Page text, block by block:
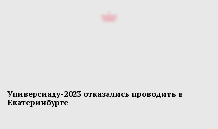
Универсиаду-2023 отказались проводить в
Екатеринбурге